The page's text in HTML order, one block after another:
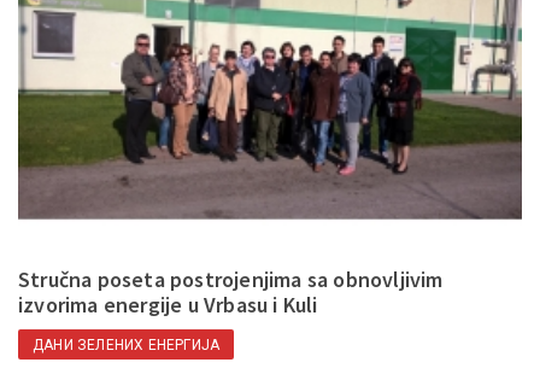
Stručna poseta postrojenjima sa obnovljivim
izvorima energije u Vrbasu i Kuli
ДАНИ ЗЕЛЕНИХ ЕНЕРГИЈА